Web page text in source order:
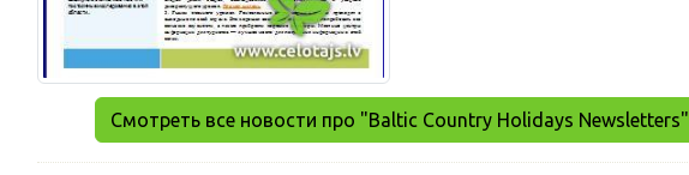
Смотреть все новости про "Baltic Country Holidays Newsletters"